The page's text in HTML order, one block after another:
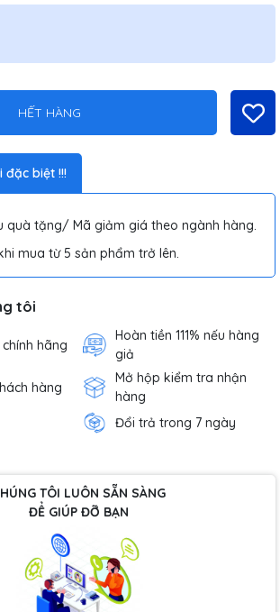
HẾT HÀNG
đặc biệt !!!
quà tặng/ Mã giảm giá theo ngành hàng.
mua từ 5 sản phẩm trở lên.
tôi
hãng
Hoàn tiền 111% nếu hàng
giả
hàng
Mở hộp kiểm tra nhận
hàng
Đổi trả trong 7 ngày
TÔI LUÔN SẴN SÀNG
ĐỂ GIÚP ĐỠ BẠN